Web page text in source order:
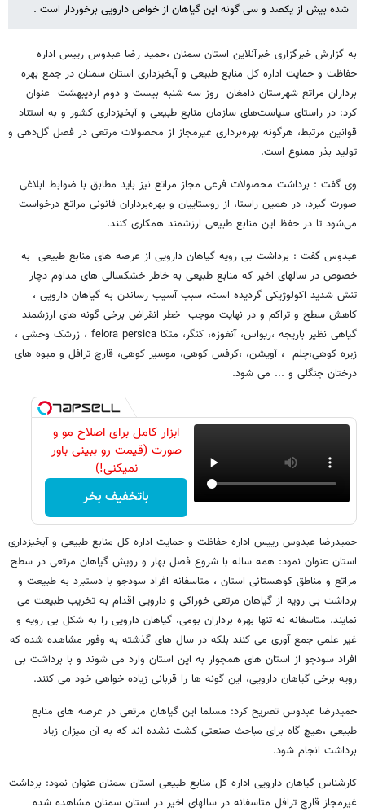
شده بیش از یکصد و سی گونه این گیاهان از خواص دارویی برخوردار است .
به گزارش خبرگزاری خبرآنلاین استان سمنان ،حمید رضا عبدوس رییس اداره
حفاظت و حمایت اداره کل منابع طبیعی و آبخیزداری استان سمنان در جمع بهره
برداران مراتع شهرستان دامغان روز سه شنبه بیست و دوم اردیبهشت عنوان
کرد: در راستای سیاست‌های سازمان منابع طبیعی و آبخیزداری کشور و به استناد
قوانین مرتبط، هرگونه بهره‌برداری غیرمجاز از محصولات مرتعی در فصل گل‌دهی و
تولید بذر ممنوع است.
وی گفت : برداشت محصولات فرعی مجاز مراتع نیز باید مطابق با ضوابط ابلاغی
صورت گیرد، در همین راستا، از روستاییان و بهره‌برداران قانونی مراتع درخواست
می‌شود تا در حفظ این منابع طبیعی ارزشمند همکاری کنند.
عبدوس گفت : برداشت بی رویه گیاهان دارویی از عرصه های منابع طبیعی به
خصوص در سالهای اخیر که منابع طبیعی به خاطر خشکسالی های مداوم دچار
تنش شدید اکولوژیکی گردیده است، سبب آسیب رساندن به گیاهان دارویی ،
کاهش سطح و تراکم و در نهایت موجب خطر انقراض برخی گونه های ارزشمند
گیاهی نظیر باریجه ،ریواس، آنغوزه، کنگر، متکا felora persica ، زرشک وحشی ،
زیره کوهی،چلم ، آویشن، ،کرفس کوهی، موسیر کوهی، قارچ ترافل و میوه های
درختان جنگلی و ... می شود.
ابزار کامل برای اصلاح مو و
صورت (قیمت رو ببینی باور
نمیکنی!)
باتخفیف بخر
حمیدرضا عبدوس رییس اداره حفاظت و حمایت اداره کل منابع طبیعی و آبخیزداری
استان عنوان نمود: همه ساله با شروع فصل بهار و رویش گیاهان مرتعی در سطح
مراتع و مناطق کوهستانی استان ، متاسفانه افراد سودجو با دستبرد به طبیعت و
برداشت بی رویه از گیاهان مرتعی خوراکی و دارویی اقدام به تخریب طبیعت می
نمایند. متاسفانه نه تنها بهره برداران بومی، گیاهان دارویی را به شکل بی رویه و
غیر علمی جمع آوری می کنند بلکه در سال های گذشته به وفور مشاهده شده که
افراد سودجو از استان های همجوار به این استان وارد می شوند و با برداشت بی
رویه برخی گیاهان دارویی، این گونه ها را قربانی زیاده خواهی خود می کنند.
حمیدرضا عبدوس تصریح کرد: مسلما این گیاهان مرتعی در عرصه های منابع
طبیعی ،هیچ گاه برای مباحث صنعتی کشت نشده اند که به آن میزان زیاد
برداشت انجام شود.
کارشناس گیاهان دارویی اداره کل منابع طبیعی استان سمنان عنوان نمود: برداشت
غیرمجاز قارچ ترافل متاسفانه در سالهای اخیر در استان سمنان مشاهده شده